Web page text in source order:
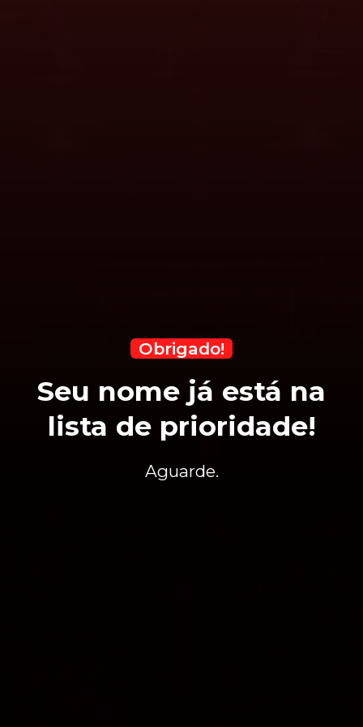
Obrigado!
Seu nome já está na
lista de prioridade!
Aguarde.